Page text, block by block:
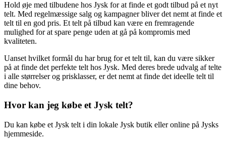
Hold øje med tilbudene hos Jysk for at finde et godt tilbud på et nyt
telt. Med regelmæssige salg og kampagner bliver det nemt at finde et
telt til en god pris. Et telt på tilbud kan være en fremragende
mulighed for at spare penge uden at gå på kompromis med
kvaliteten.
Uanset hvilket formål du har brug for et telt til, kan du være sikker
på at finde det perfekte telt hos Jysk. Med deres brede udvalg af telte
i alle størrelser og prisklasser, er det nemt at finde det ideelle telt til
dine behov.
Hvor kan jeg købe et Jysk telt?
Du kan købe et Jysk telt i din lokale Jysk butik eller online på Jysks
hjemmeside.